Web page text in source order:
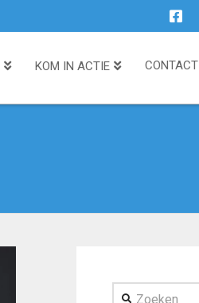
KOM IN ACTIE CONTACT
Zoeken